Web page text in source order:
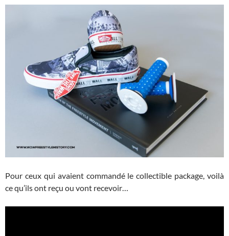
Pour ceux qui avaient commandé le collectible package, voilà
ce qu’ils ont reçu ou vont recevoir…